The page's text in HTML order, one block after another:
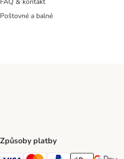
Poštovné a balné
Způsoby platby